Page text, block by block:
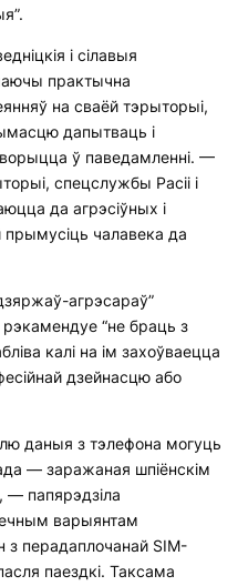
і сілавыя
практычна
на сваёй тэрыторыі,
дапытваць і
ў паведамленні. —
спецслужбы Расіі і
да агрэсіўных і
чалавека да
агрэсараў”
“не браць з
калі на ім захоўваецца
дзейнасцю або
даныя з тэлефона могуць
— заражаная шпіёнскім
папярэдзіла
варыянтам
з перадаплочанай SIM-
паездкі. Таксама